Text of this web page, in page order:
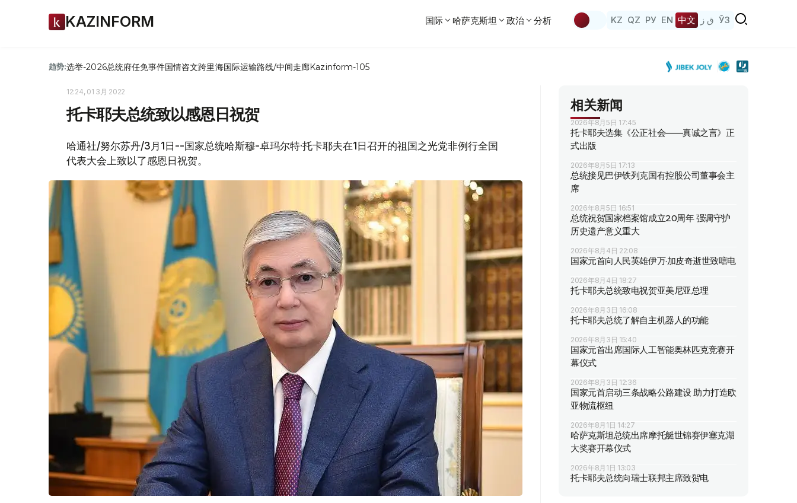
KAZINFORM 国际 哈萨克斯坦 政治 分析 KZ QZ РУ EN 中文 ق ز ЎЗ
趋势:选举-2026总统府任免事件国情咨文跨里海国际运输路线/中间走廊Kazinform-105
12:24, 01 3月 2022
托卡耶夫总统致以感恩日祝贺
哈通社/努尔苏丹/3月1日--国家总统哈斯穆-卓玛尔特·托卡耶夫在1日召开的祖国之光党非例行全国
代表大会上致以了感恩日祝贺。
相关新闻
2026年8月5日 17:45
托卡耶夫选集《公正社会——真诚之言》正
式出版
2026年8月5日 17:13
总统接见巴伊铁列克国有控股公司董事会主
席
2026年8月5日 16:51
总统祝贺国家档案馆成立20周年 强调守护
历史遗产意义重大
2026年8月4日 22:08
国家元首向人民英雄伊万·加皮奇逝世致唁电
2026年8月4日 18:27
托卡耶夫总统致电祝贺亚美尼亚总理
2026年8月3日 16:08
托卡耶夫总统了解自主机器人的功能
2026年8月3日 15:40
国家元首出席国际人工智能奥林匹克竞赛开
幕仪式
2026年8月3日 12:36
国家元首启动三条战略公路建设 助力打造欧
亚物流枢纽
2026年8月1日 14:27
哈萨克斯坦总统出席摩托艇世锦赛伊塞克湖
大奖赛开幕仪式
2026年8月1日 13:03
托卡耶夫总统向瑞士联邦主席致贺电